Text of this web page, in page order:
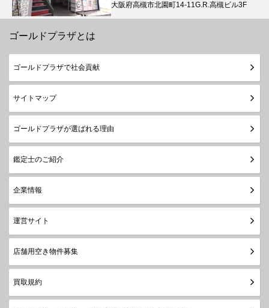
大阪府高槻市北園町14-11G.R.高槻ビル3F
ゴールドプラザとは
ゴールドプラザで社会貢献
サイトマップ
ゴールドプラザが選ばれる理由
鑑定士のご紹介
企業情報
運営サイト
店舗用空き物件募集
買取規約